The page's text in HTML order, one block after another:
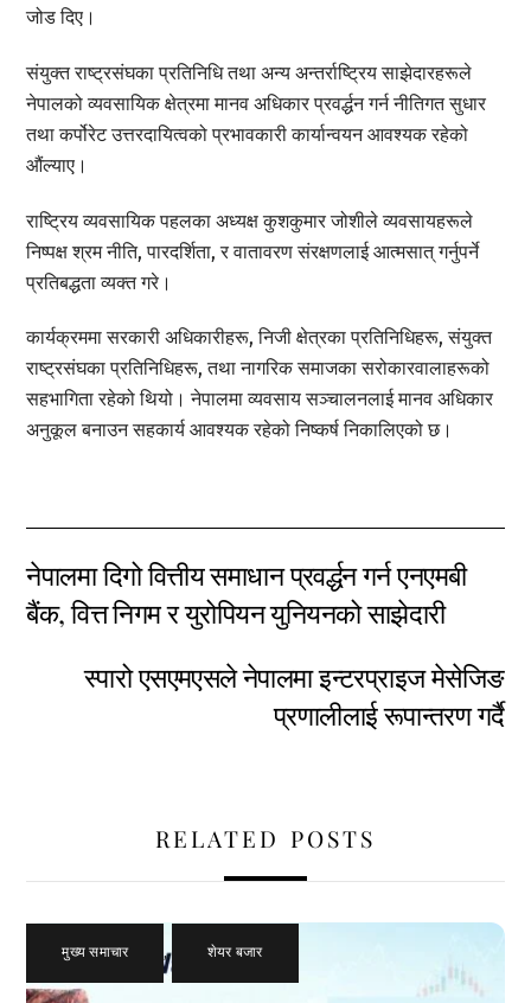
जोड दिए।
संयुक्त राष्ट्रसंघका प्रतिनिधि तथा अन्य अन्तर्राष्ट्रिय साझेदारहरूले
नेपालको व्यवसायिक क्षेत्रमा मानव अधिकार प्रवर्द्धन गर्न नीतिगत सुधार
तथा कर्पोरेट उत्तरदायित्वको प्रभावकारी कार्यान्वयन आवश्यक रहेको
औंल्याए।
राष्ट्रिय व्यवसायिक पहलका अध्यक्ष कुशकुमार जोशीले व्यवसायहरूले
निष्पक्ष श्रम नीति, पारदर्शिता, र वातावरण संरक्षणलाई आत्मसात् गर्नुपर्ने
प्रतिबद्धता व्यक्त गरे।
कार्यक्रममा सरकारी अधिकारीहरू, निजी क्षेत्रका प्रतिनिधिहरू, संयुक्त
राष्ट्रसंघका प्रतिनिधिहरू, तथा नागरिक समाजका सरोकारवालाहरूको
सहभागिता रहेको थियो। नेपालमा व्यवसाय सञ्चालनलाई मानव अधिकार
अनुकूल बनाउन सहकार्य आवश्यक रहेको निष्कर्ष निकालिएको छ।
नेपालमा दिगो वित्तीय समाधान प्रवर्द्धन गर्न एनएमबी
बैंक, वित्त निगम र युरोपियन युनियनको साझेदारी
स्पारो एसएमएसले नेपालमा इन्टरप्राइज मेसेजिङ
प्रणालीलाई रूपान्तरण गर्दै
RELATED POSTS
मुख्य समाचार , शेयर बजार